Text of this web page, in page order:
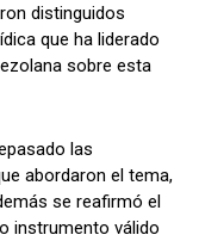
distinguidos
que ha liderado
sobre esta
las
abordaron el tema,
se reafirmó el
instrumento válido